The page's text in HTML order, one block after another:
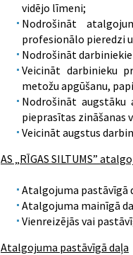
vidējo līmeni;
Nodrošināt
profesionālo pieredzi
Nodrošināt
Veicināt darbinieku
metožu apgūšanu,
Nodrošināt
pieprasītas zināšanas
Veicināt augstus
AS „RĪGAS SILTUMS”
Atalgojuma pastāvīgā
Atalgojuma mainīgā
Vienreizējās vai
Atalgojuma pastāvīgā daļa